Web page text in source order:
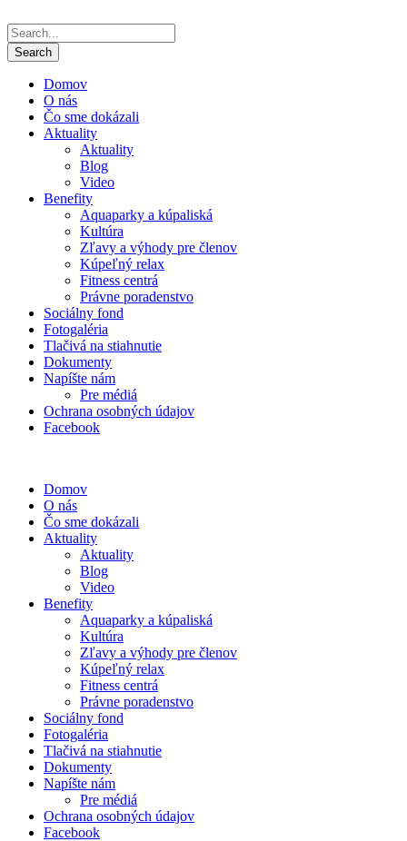
Domov
O nás
Čo sme dokázali
Aktuality
Aktuality
Blog
Video
Benefity
Aquaparky a kúpaliská
Kultúra
Zľavy a výhody pre členov
Kúpeľný relax
Fitness centrá
Právne poradenstvo
Sociálny fond
Fotogaléria
Tlačivá na stiahnutie
Dokumenty
Napíšte nám
Pre médiá
Ochrana osobných údajov
Facebook
Domov
O nás
Čo sme dokázali
Aktuality
Aktuality
Blog
Video
Benefity
Aquaparky a kúpaliská
Kultúra
Zľavy a výhody pre členov
Kúpeľný relax
Fitness centrá
Právne poradenstvo
Sociálny fond
Fotogaléria
Tlačivá na stiahnutie
Dokumenty
Napíšte nám
Pre médiá
Ochrana osobných údajov
Facebook